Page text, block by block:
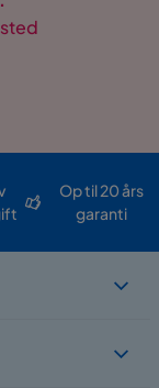
Op til 20 års
garanti